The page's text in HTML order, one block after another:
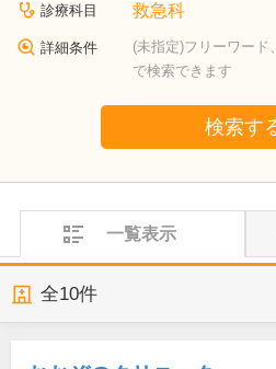
診療科目 救急科
詳細条件
(未指定)フリーワー
で検索できます
検索す
一覧表示
全10件